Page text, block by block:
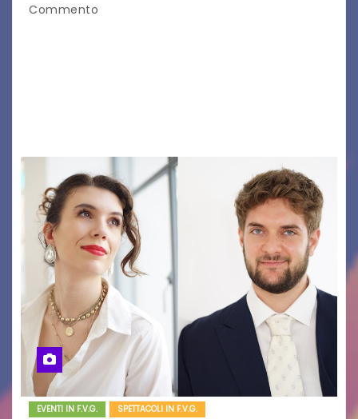
Commento
EVENTI IN F.V.G. SPETTACOLI IN F.V.G.